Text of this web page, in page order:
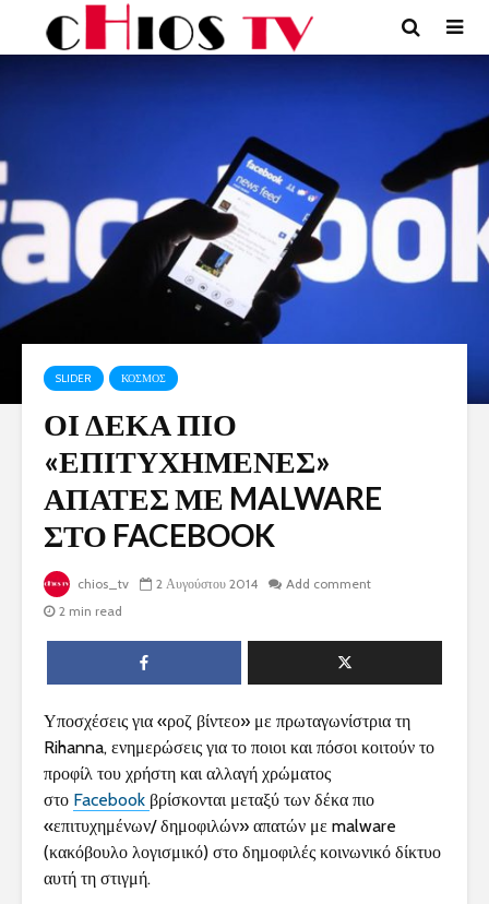
SLIDER ΚΟΣΜΟΣ
ΟΙ ΔΕΚΑ ΠΙΟ
«ΕΠΙΤΥΧΗΜΕΝΕΣ»
ΑΠΑΤΕΣ ΜΕ MALWARE
ΣΤΟ FACEBOOK
chios_tv 2 Αυγούστου 2014
Add comment
2 min read
Υποσχέσεις για «ροζ βίντεο» με πρωταγωνίστρια τη
Rihanna, ενημερώσεις για το ποιοι και πόσοι κοιτούν το
προφίλ του χρήστη και αλλαγή χρώματος
στο Facebook βρίσκονται μεταξύ των δέκα πιο
«επιτυχημένων/ δημοφιλών» απατών με malware
(κακόβουλο λογισμικό) στο δημοφιλές κοινωνικό δίκτυο
αυτή τη στιγμή.